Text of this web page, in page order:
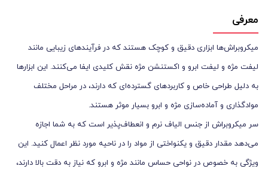
معرفی
میکروبراش‌ها ابزاری دقیق و کوچک هستند که در فرآیندهای زیبایی مانند
لیفت مژه و لیفت ابرو و اکستنشن مژه نقش کلیدی ایفا می‌کنند. این ابزارها
به دلیل طراحی خاص و کاربردهای گسترده‌ای که دارند، در مراحل مختلف
موادگذاری و آماده‌سازی مژه و ابرو بسیار موثر هستند.
سر میکروبراش از جنس الیاف نرم و انعطاف‌پذیر است که به شما اجازه
می‌دهد مقدار دقیق و یکنواختی از مواد را در ناحیه مورد نظر اعمال کنید. این
ویژگی به خصوص در نواحی حساس مانند مژه و ابرو که نیاز به دقت بالا دارند،